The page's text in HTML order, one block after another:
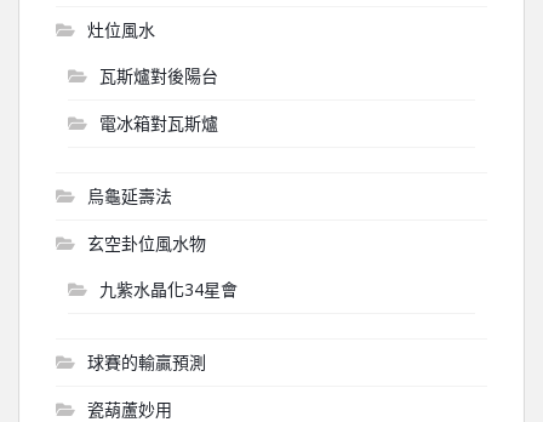
灶位風水
瓦斯爐對後陽台
電冰箱對瓦斯爐
烏龜延壽法
玄空卦位風水物
九紫水晶化34星會
球賽的輸贏預測
瓷葫蘆妙用